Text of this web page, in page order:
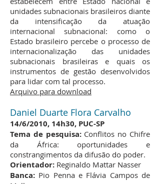
unidades subnacionais brasileiros diante
da intensificação da atuação
internacional subnacional: como o
Estado brasileiro percebe o processo de
internacionalização das unidades
subnacionais brasileiras e quais os
instrumentos de gestão desenvolvidos
para lidar com tal processo.
Arquivo para download
Daniel Duarte Flora Carvalho
14/6/2010, 14h30, PUC-SP
Tema de pesquisa:Conflitos no Chifre
da África: oportunidades e
constrangimentos da difusão do poder.
Orientador: Reginaldo Mattar Nasser
Banca: Pio Penna e Flávia Campos de